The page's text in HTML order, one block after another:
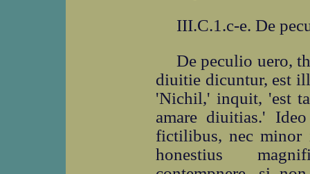
III.C.1.c-e. De
De peculio uero,
diuitie dicuntur, est
'Nichil,' inquit, 'est
amare diuitias.'
fictilibus, nec
honestius